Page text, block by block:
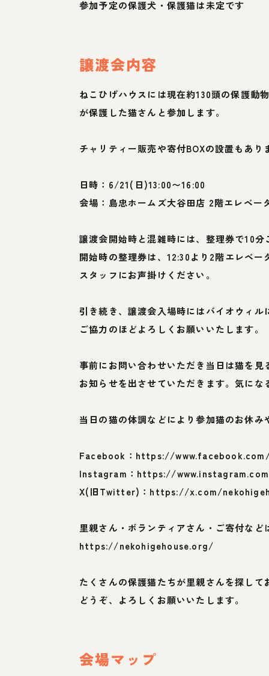
参加予定の保護犬・保護猫は未定です
譲渡会内容
ねこひげハウスには現在約130頭の保護動
が保護した猫さんと参加します。
チャリティー販売や寄付BOXの設置もあ
日時：6/21(日)13:00〜16:00
会場：島忠ホームズ大谷田店 2階エレベー
譲渡会開始時と混雑時には、整理券で10
開始時の整理券は、12:30より2階エレベ
スタッフにお声掛けください。
引き続き、譲渡会入場時にはバイオウィ
ご協力のほどよろしくお願いいたします。
事前にお問い合わせいただき当日は猫を
お知らせを出させていただきます。気に
当日の猫の体調などにより参加猫のお休
Facebook：https://
Instagram：https://
X(旧Twitter)：https://x.com/
里親さん・ボランティアさん・ご寄付な
https://nekohigehouse.org/
たくさんの保護猫たちが里親さんを探して
どうぞ、よろしくお願いいたします。
会場マップ